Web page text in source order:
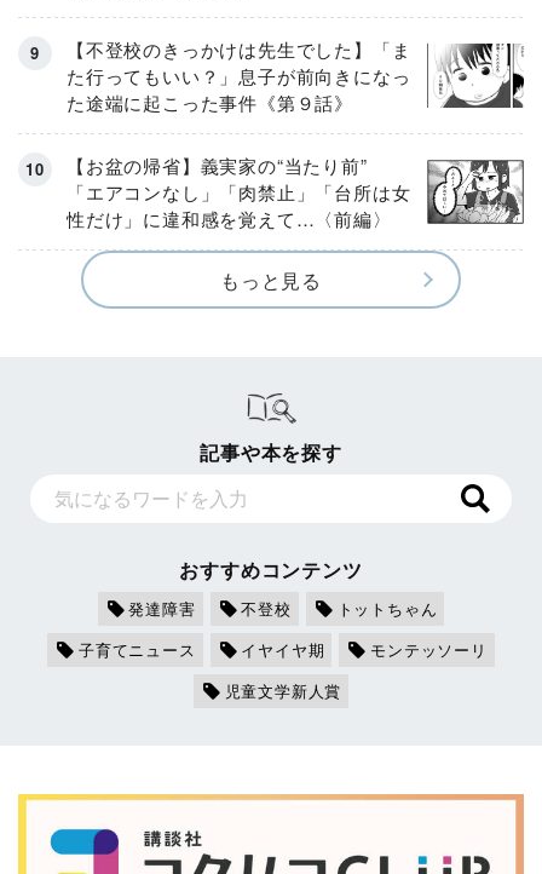
【不登校のきっかけは先生でした】「ま
た行ってもいい？」息子が前向きになっ
た途端に起こった事件《第９話》
【お盆の帰省】義実家の“当たり前”
「エアコンなし」「肉禁止」「台所は女
性だけ」に違和感を覚えて…〈前編〉
もっと見る
記事や本を探す
おすすめコンテンツ
発達障害 不登校
トットちゃん
子育てニュース
イヤイヤ期
モンテッソーリ
児童文学新人賞